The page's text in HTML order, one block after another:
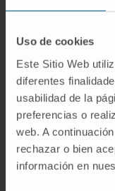
Uso de cookies
Este Sitio Web
diferentes
usabilidad de la
preferencias o
web. A
rechazar o bien
información en
Join our
Follow us
DISEASES AND